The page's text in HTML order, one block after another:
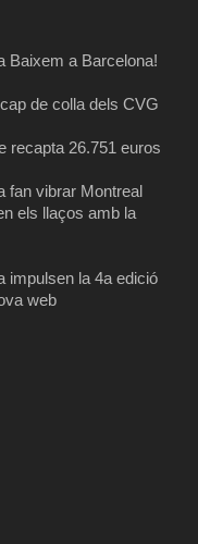
Baixem a Barcelona!
de colla dels CVG
recapta 26.751 euros
fan vibrar Montreal
els llaços amb la
impulsen la 4a edició
web